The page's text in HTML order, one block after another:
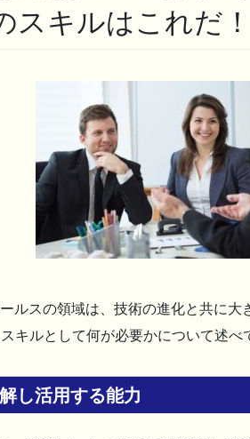
スキルはこれだ！
ルスの領域は、技術の進化と共に
キルとして何が必要かについて述べ
し活用する能力